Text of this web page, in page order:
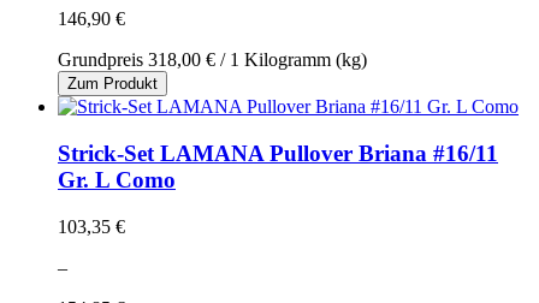
146,90 €
Grundpreis 318,00 € / 1 Kilogramm (kg)
Zum Produkt
Strick-Set LAMANA Pullover Briana #16/11
Gr. L Como
103,35 €
–